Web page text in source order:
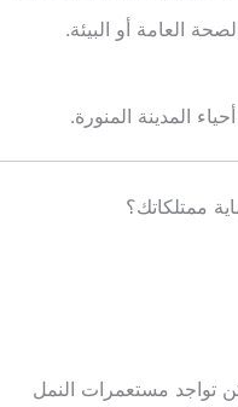
العامة أو البيئة.
المدينة المنورة.
ممتلكاتك؟
تواجد مستعمرات النمل